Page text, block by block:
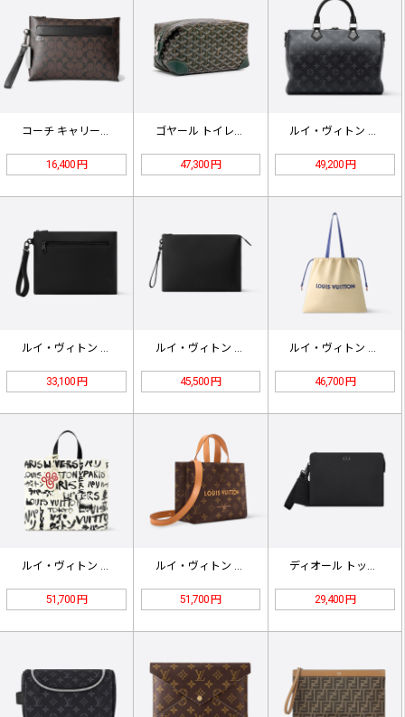
コーチ キャリーオール シグネチャー…
16,400 円
ゴヤール トイレタリーバッグ BOW…
47,300 円
ルイ・ヴィトン ハンドバッグ M15…
49,200 円
ルイ・ヴィトン オールレザー クラッ…
33,100 円
ルイ・ヴィトン オールレザー クラッ…
45,500 円
ルイ・ヴィトン NIGO コラボ ハ…
46,700 円
51,700 円 51,700 円 29,400 円